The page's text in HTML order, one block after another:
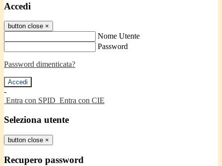
Accedi
button close ×
Nome Utente
Password
Password dimenticata?
-
Entra con SPID Entra con CIE
Seleziona utente
button close ×
Recupero password